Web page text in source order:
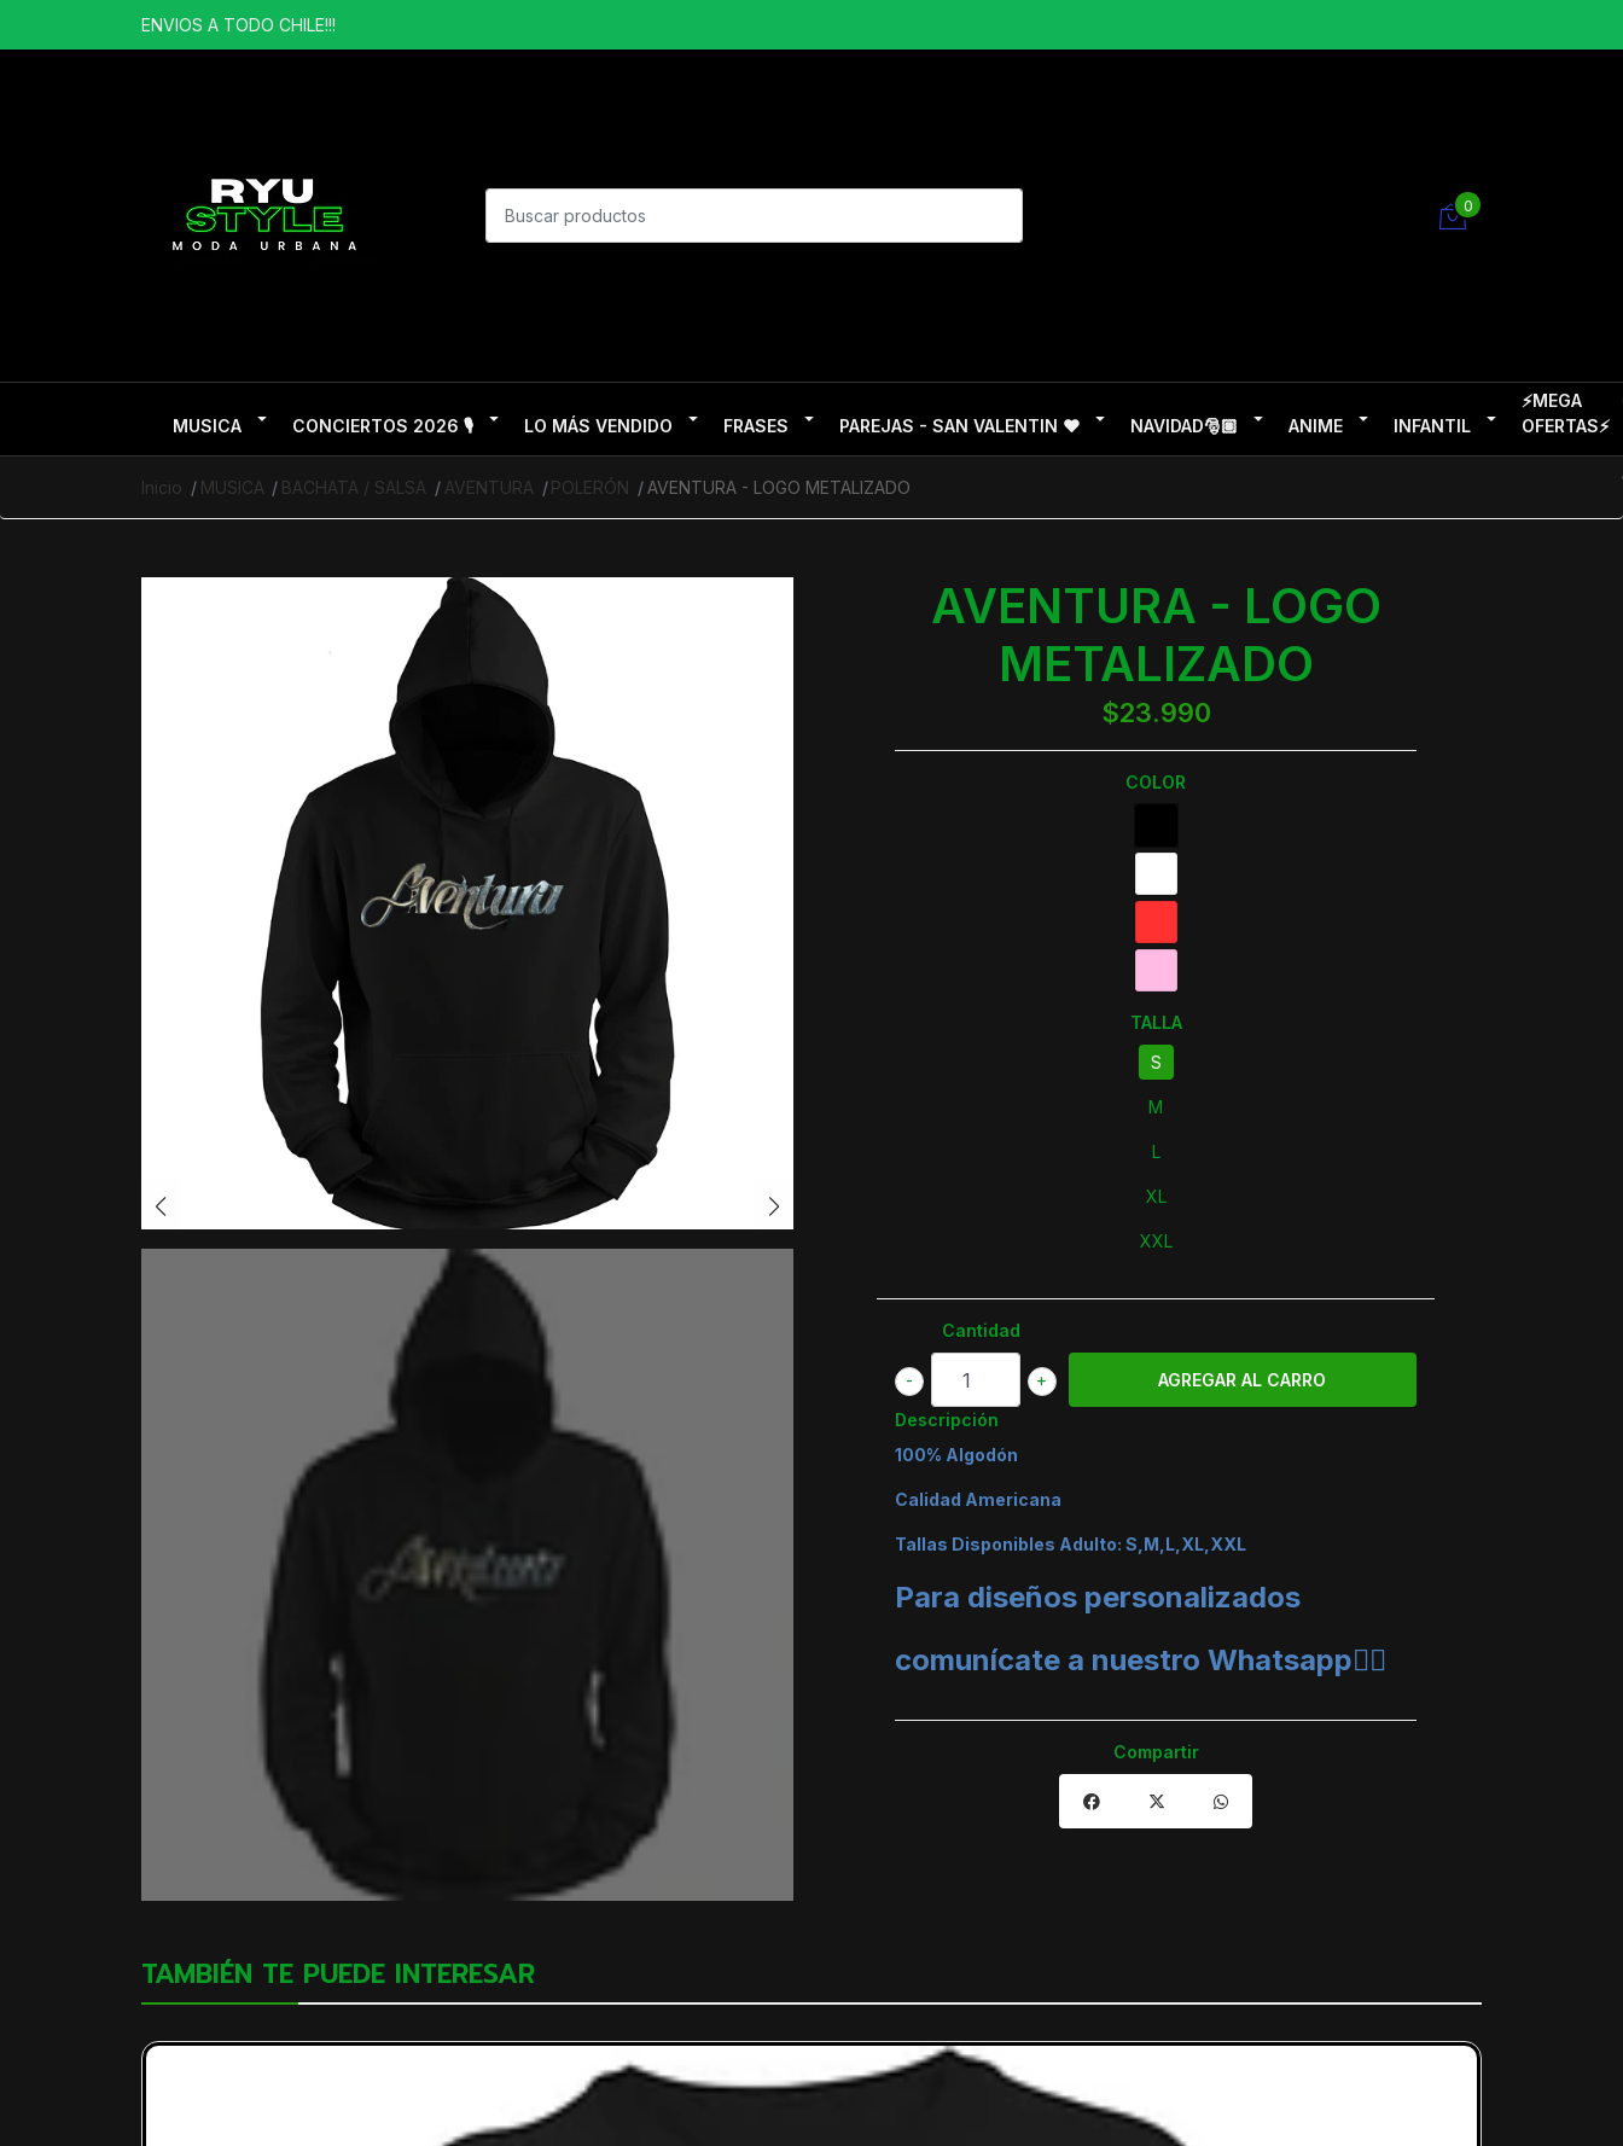
ENVIOS A TODO CHILE!!!
0
MUSICA CONCIERTOS 2026 🎙️ LO MÁS VENDIDO FRASES PAREJAS - SAN VALENTIN ❤ NAVIDAD🎅🏽 ANIME INFANTIL
⚡MEGA
OFERTAS⚡
Inicio MUSICA BACHATA / SALSA AVENTURA POLERÓN AVENTURA - LOGO METALIZADO
AVENTURA - LOGO
METALIZADO
$23.990
COLOR
TALLA
S
M
L
XL
XXL
Cantidad
+
-
Descripción
100% Algodón
Calidad Americana
Tallas Disponibles Adulto: S,M,L,XL,XXL
Para diseños personalizados
comunícate a nuestro Whatsapp👈🏼
Compartir
TAMBIÉN TE PUEDE INTERESAR